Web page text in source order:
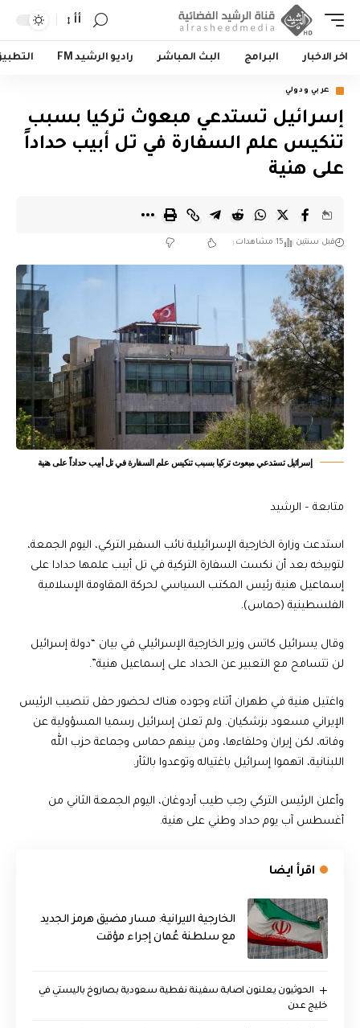
أأ
اخر الاخبار البرامج البث المباشر راديو الرشيد FM
عربي ودولي
إسرائيل تستدعي مبعوث تركيا بسبب
تنكيس علم السفارة في تل أبيب حداداً
على هنية
قبل سنتين 15 مشاهدات
إسرائيل تستدعي مبعوث تركيا بسبب تنكيس علم السفارة في تل أبيب حداداً على هنية
متابعة – الرشيد
استدعت وزارة الخارجية الإسرائيلية نائب السفير التركي، اليوم الجمعة،
لتوبيخه بعد أن نكست السفارة التركية في تل أبيب علمها حدادا على
إسماعيل هنية رئيس المكتب السياسي لحركة المقاومة الإسلامية
الفلسطينية (حماس).
وقال يسرائيل كاتس وزير الخارجية الإسرائيلي في بيان “دولة إسرائيل
لن تتسامح مع التعبير عن الحداد على إسماعيل هنية”.
واغتيل هنية في طهران أثناء وجوده هناك لحضور حفل تنصيب الرئيس
الإيراني مسعود بزشكيان. ولم تعلن إسرائيل رسميا المسؤولية عن
وفاته، لكن إيران وحلفاءها، ومن بينهم حماس وجماعة حزب الله
اللبنانية، اتهموا إسرائيل باغتياله وتوعدوا بالثأر.
وأعلن الرئيس التركي رجب طيب أردوغان، اليوم الجمعة الثاني من
أغسطس آب يوم حداد وطني على هنية.
اقرأ ايضا
الخارجية الايرانية: مسار مضيق هرمز الجديد
مع سلطنة عُمان إجراء مؤقت
الحوثيون يعلنون اصابة سفينة نفطية سعودية بصاروخ باليستي في
خليج عدن